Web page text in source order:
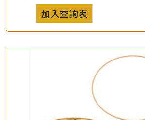
公司名稱
加入查詢表